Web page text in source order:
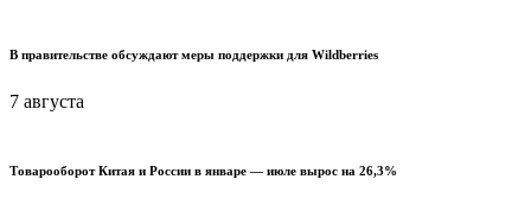
В правительстве обсуждают меры поддержки для Wildberries
7 августа
Товарооборот Китая и России в январе — июле вырос на 26,3%